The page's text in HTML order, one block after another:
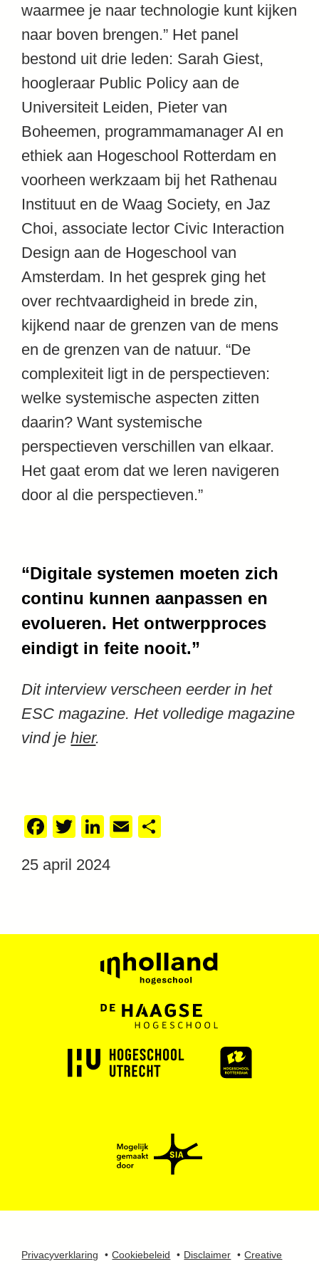
waarmee je naar technologie kunt kijken
naar boven brengen.” Het panel
bestond uit drie leden: Sarah Giest,
hoogleraar Public Policy aan de
Universiteit Leiden, Pieter van
Boheemen, programmamanager AI en
ethiek aan Hogeschool Rotterdam en
voorheen werkzaam bij het Rathenau
Instituut en de Waag Society, en Jaz
Choi, associate lector Civic Interaction
Design aan de Hogeschool van
Amsterdam. In het gesprek ging het
over rechtvaardigheid in brede zin,
kijkend naar de grenzen van de mens
en de grenzen van de natuur. “De
complexiteit ligt in de perspectieven:
welke systemische aspecten zitten
daarin? Want systemische
perspectieven verschillen van elkaar.
Het gaat erom dat we leren navigeren
door al die perspectieven.”
“Digitale systemen moeten zich
continu kunnen aanpassen en
evolueren. Het ontwerpproces
eindigt in feite nooit.”
Dit interview verscheen eerder in het
ESC magazine. Het volledige magazine
vind jehier.
Facebook
TwitterLinkedIn
Email
25 april 2024
Privacyverklaring Cookiebeleid Disclaimer Creative